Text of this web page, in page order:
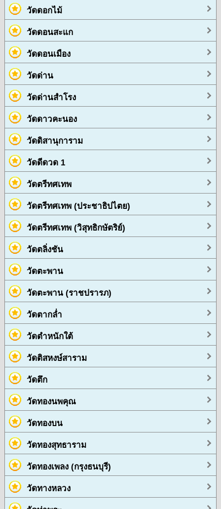
วัดดอกไม้
วัดดอนสะแก
วัดดอนเมือง
วัดด่าน
วัดด่านสำโรง
วัดดาวคะนอง
วัดดิสานุการาม
วัดดีดวด 1
วัดตรีทศเทพ
วัดตรีทศเทพ (ประชาธิปไตย)
วัดตรีทศเทพ (วิสุทธิกษัตริย์)
วัดตลิ่งชัน
วัดตะพาน
วัดตะพาน (ราชปรารภ)
วัดตากล่ำ
วัดตำหนักใต้
วัดติสหงษ์สาราม
วัดตึก
วัดทองนพคุณ
วัดทองบน
วัดทองสุทธาราม
วัดทองเพลง (กรุงธนบุรี)
วัดทางหลวง